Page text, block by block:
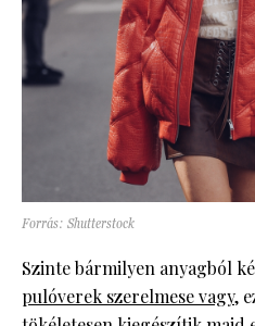
Forrás: Shutterstock
Szinte bármilyen anyagból
pulóverek szerelmese vagy,